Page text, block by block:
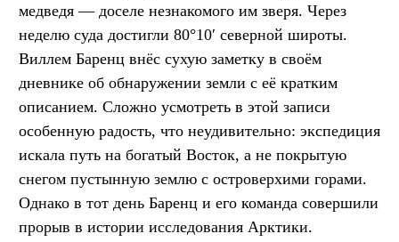
медведя — доселе незнакомого им зверя. Через
неделю суда достигли 80°10′ северной широты.
Виллем Баренц внёс сухую заметку в своём
дневнике об обнаружении земли с её кратким
описанием. Сложно усмотреть в этой записи
особенную радость, что неудивительно: экспедиция
искала путь на богатый Восток, а не покрытую
снегом пустынную землю с островерхими горами.
Однако в тот день Баренц и его команда совершили
прорыв в истории исследования Арктики.